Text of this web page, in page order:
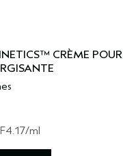
CRÈME POUR
/ml